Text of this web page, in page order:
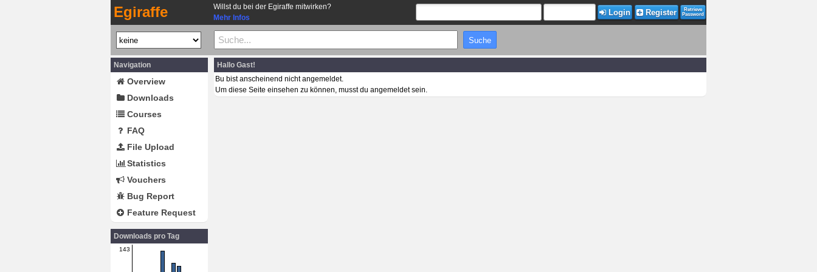
Egiraffe
Willst du bei der Egiraffe mitwirken?
Mehr Infos
Login Register
Retrieve
Password
Navigation
Overview
Downloads
Courses
FAQ
File Upload
Statistics
Vouchers
Bug Report
Feature Request
Downloads pro Tag
143
Hallo Gast!
Bu bist anscheinend nicht angemeldet.
Um diese Seite einsehen zu können, musst du angemeldet sein.